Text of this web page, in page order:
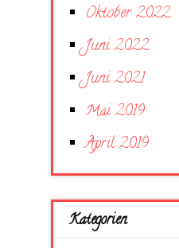
Oktober 2022
Juni 2022
Juni 2021
Mai 2019
April 2019
Kategorien